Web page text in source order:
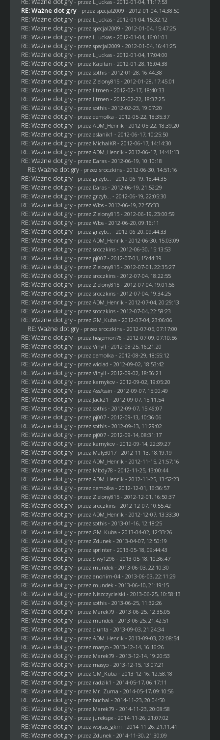
- przez L_uckas- 2012-01-04, 11:17:53
RE: Ważne dot gry - przez specjal2009 - 2012-01-04, 14:38:50
RE: Ważne dot gry - przez L_uckas- 2012-01-04, 15:32:12
RE: Ważne dot gry - przez specjal2009 - 2012-01-04, 15:47:25
RE: Ważne dot gry - przez L_uckas- 2012-01-04, 16:01:01
RE: Ważne dot gry - przez specjal2009 - 2012-01-04, 16:41:25
RE: Ważne dot gry - przez L_uckas- 2012-01-04, 17:04:00
RE: Ważne dot gry - przez Kapitan - 2012-01-28, 16:04:38
RE: Ważne dot gry - przez sothis- 2012-01-28, 16:44:38
RE: Ważne dot gry - przez Zielony815- 2012-01-28, 17:45:01
RE: Ważne dot gry - przez litmen - 2012-02-17, 18:40:33
RE: Ważne dot gry - przez litmen - 2012-02-22, 18:37:25
RE: Ważne dot gry - przez sothis- 2012-02-23, 19:07:20
RE: Ważne dot gry - przez demolka - 2012-05-22, 18:35:37
RE: Ważne dot gry - przez ADM_Henrik - 2012-05-22, 18:39:20
RE: Ważne dot gry - przez aslanik1 - 2012-06-17, 10:25:50
RE: Ważne dot gry - przez MichalKR- 2012-06-17, 14:14:30
RE: Ważne dot gry - przez ADM_Henrik - 2012-06-17, 14:41:13
RE: Ważne dot gry - przez Daras- 2012-06-19, 10:10:18
RE: Ważne dot gry - przez sroczkins- 2012-06-30, 14:51:16
RE: Ważne dot gry - przez grzyb... - 2012-06-19, 18:44:35
RE: Ważne dot gry - przez Daras- 2012-06-19, 21:52:29
RE: Ważne dot gry - przez grzyb... - 2012-06-19, 22:05:30
RE: Ważne dot gry - przez Włos- 2012-06-19, 22:55:33
RE: Ważne dot gry - przez Zielony815- 2012-06-19, 23:00:59
RE: Ważne dot gry - przez Włos- 2012-06-20, 09:16:11
RE: Ważne dot gry - przez grzyb... - 2012-06-20, 09:44:33
RE: Ważne dot gry - przez ADM_Henrik - 2012-06-30, 15:03:09
RE: Ważne dot gry - przez sroczkins- 2012-06-30, 15:13:53
RE: Ważne dot gry - przez pj007- 2012-07-01, 15:44:39
RE: Ważne dot gry - przez Zielony815- 2012-07-01, 22:35:27
RE: Ważne dot gry - przez sroczkins- 2012-07-04, 18:22:55
RE: Ważne dot gry - przez Zielony815- 2012-07-04, 19:01:56
RE: Ważne dot gry - przez sroczkins- 2012-07-04, 19:34:25
RE: Ważne dot gry - przez ADM_Henrik - 2012-07-04, 20:29:13
RE: Ważne dot gry - przez sroczkins- 2012-07-04, 22:58:23
RE: Ważne dot gry - przez GM_Kuba - 2012-07-04, 23:06:06
RE: Ważne dot gry - przez sroczkins- 2012-07-05, 07:17:00
RE: Ważne dot gry - przez hegemon76 - 2012-07-09, 07:10:56
RE: Ważne dot gry - przez Vinyll - 2012-08-25, 16:21:20
RE: Ważne dot gry - przez demolka - 2012-08-29, 18:55:12
RE: Ważne dot gry - przez wiolad - 2012-09-02, 18:53:42
RE: Ważne dot gry - przez Vinyll - 2012-09-02, 18:56:21
RE: Ważne dot gry - przez kamykov- 2012-09-02, 19:05:20
RE: Ważne dot gry - przez AssAssin - 2012-09-07, 15:00:49
RE: Ważne dot gry - przez Jack21 - 2012-09-07, 15:11:54
RE: Ważne dot gry - przez sothis- 2012-09-07, 15:46:07
RE: Ważne dot gry - przez pj007- 2012-09-13, 10:36:06
RE: Ważne dot gry - przez sothis- 2012-09-13, 11:29:02
RE: Ważne dot gry - przez pj007- 2012-09-14, 08:31:17
RE: Ważne dot gry - przez kamykov- 2012-09-14, 22:39:27
RE: Ważne dot gry - przez Maly3017- 2012-11-13, 18:19:19
RE: Ważne dot gry - przez ADM_Henrik - 2012-11-15, 21:57:16
RE: Ważne dot gry - przez Młody78 - 2012-11-25, 13:00:44
RE: Ważne dot gry - przez ADM_Henrik - 2012-11-25, 13:52:23
RE: Ważne dot gry - przez demolka - 2012-12-01, 16:36:57
RE: Ważne dot gry - przez Zielony815- 2012-12-01, 16:50:37
RE: Ważne dot gry - przez sroczkins- 2012-12-07, 10:55:42
RE: Ważne dot gry - przez ADM_Henrik - 2012-12-07, 13:33:30
RE: Ważne dot gry - przez sothis- 2013-01-16, 12:18:25
RE: Ważne dot gry - przez GM_Kuba - 2013-04-02, 12:33:26
RE: Ważne dot gry - przez Zdunek - 2013-04-07, 12:50:19
RE: Ważne dot gry - przez sprinter - 2013-05-18, 09:44:43
RE: Ważne dot gry - przez Siwy1296 - 2013-05-18, 10:36:47
RE: Ważne dot gry - przez mundek - 2013-06-03, 22:10:30
RE: Ważne dot gry - przez anonim-04 - 2013-06-03, 22:11:29
RE: Ważne dot gry - przez mundek - 2013-06-10, 21:19:15
RE: Ważne dot gry - przez Niszczycielski - 2013-06-25, 10:58:13
RE: Ważne dot gry - przez sothis- 2013-06-25, 11:32:26
RE: Ważne dot gry - przez Marek79 - 2013-06-25, 12:35:05
RE: Ważne dot gry - przez mundek - 2013-06-25, 21:42:51
RE: Ważne dot gry - przez ciunta - 2013-09-03, 21:24:34
RE: Ważne dot gry - przez ADM_Henrik - 2013-09-03, 22:08:54
RE: Ważne dot gry - przez masyo- 2013-12-14, 16:16:26
RE: Ważne dot gry - przez Marek79 - 2013-12-14, 19:20:53
RE: Ważne dot gry - przez masyo- 2013-12-15, 13:07:21
RE: Ważne dot gry - przez GM_Kuba - 2013-12-16, 12:58:18
RE: Ważne dot gry - przez radzik1 - 2014-05-17, 06:17:11
RE: Ważne dot gry - przez Mr. Zuma - 2014-05-17, 09:10:56
RE: Ważne dot gry - przez buchal - 2014-11-23, 20:04:50
RE: Ważne dot gry - przez Marek79 - 2014-11-23, 20:08:58
RE: Ważne dot gry - przez jurekspx- 2014-11-26, 21:07:02
RE: Ważne dot gry - przez wojtas_gkm - 2014-11-26, 21:11:41
RE: Ważne dot gry - przez Zdunek - 2014-11-30, 21:30:09